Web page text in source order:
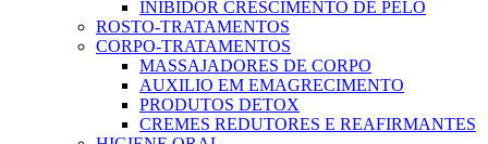
INIBIDOR CRESCIMENTO DE PELO
ROSTO-TRATAMENTOS
CORPO-TRATAMENTOS
MASSAJADORES DE CORPO
AUXILIO EM EMAGRECIMENTO
PRODUTOS DETOX
CREMES REDUTORES E REAFIRMANTES